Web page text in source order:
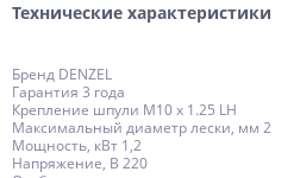
Технические характеристики
Бренд DENZEL
Гарантия 3 года
Крепление шпули M10 x 1.25 LH
Максимальный диаметр лески, мм 2
Мощность, кВт 1,2
Напряжение, В 220